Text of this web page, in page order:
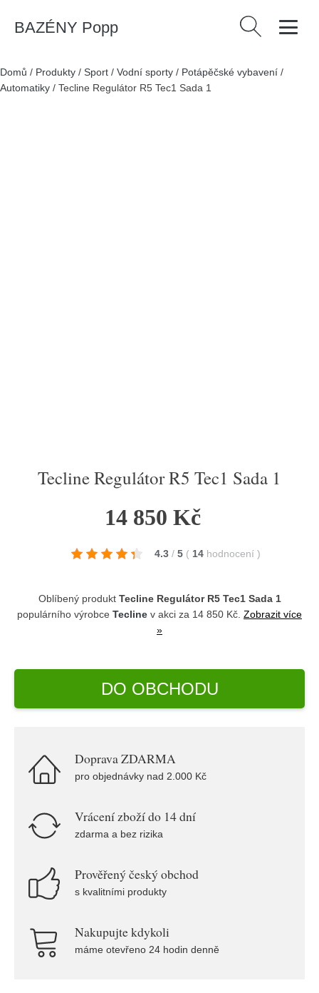
BAZÉNY Popp Vyhledávání
Domů / Produkty / Sport / Vodní sporty / Potápěčské vybavení /
Automatiky / Tecline Regulátor R5 Tec1 Sada 1
Tecline Regulátor R5 Tec1 Sada 1
14 850 Kč
4.3 / 5 ( 14 hodnocení )
Oblíbený produkt Tecline Regulátor R5 Tec1 Sada 1
populárního výrobce Tecline v akci za 14 850 Kč. Zobrazit více
»
DO OBCHODU
Doprava ZDARMA
pro objednávky nad 2.000 Kč
Vrácení zboží do 14 dní
zdarma a bez rizika
Prověřený český obchod
s kvalitními produkty
Nakupujte kdykoli
máme otevřeno 24 hodin denně